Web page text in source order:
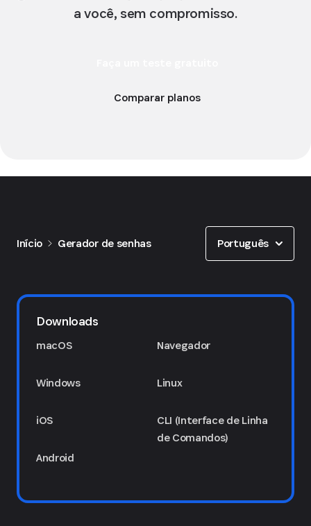
a você, sem compromisso.
Comparar planos
Início Gerador de senhas Português
Downloads
macOS
Windows
iOS
Android
Navegador
Linux
CLI (Interface de Linha
de Comandos)